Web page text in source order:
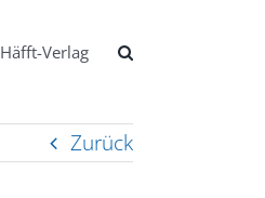
Häfft-Verlag
Zurück